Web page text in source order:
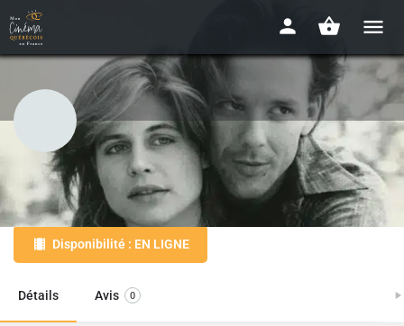
La corde au cou
1965 - 1h44min
Disponibilité : EN LIGNE
Détails Avis 0